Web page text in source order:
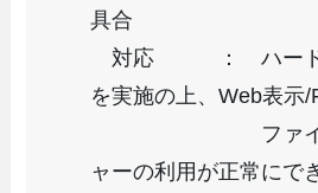
具合
対応 ： ハード
を実施の上、Web表示/
ファイルマ
ャーの利用が正常にで